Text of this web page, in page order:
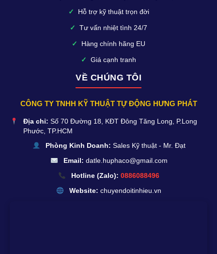
✓ Hỗ trợ kỹ thuật trọn đời
✓ Tư vấn nhiệt tình 24/7
✓ Hàng chính hãng EU
✓ Giá cạnh tranh
VỀ CHÚNG TÔI
CÔNG TY TNHH KỸ THUẬT TỰ ĐỘNG HƯNG PHÁT
Địa chỉ: Số 70 Đường 18, KĐT Đông Tăng Long, P.Long
Phước, TP.HCM
Phòng Kinh Doanh: Sales Kỹ thuật - Mr. Đạt
Email: datle.huphaco@gmail.com
Hotline (Zalo): 0886088496
Website: chuyendoitinhieu.vn